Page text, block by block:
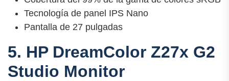
Tecnología de panel IPS Nano
Pantalla de 27 pulgadas
5. HP DreamColor Z27x G2
Studio Monitor